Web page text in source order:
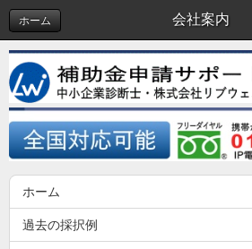
会社案内
ホーム
ホーム
過去の採択例